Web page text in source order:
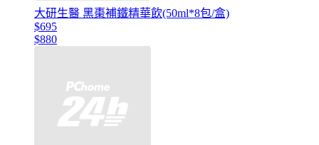
大研生醫 黑棗補鐵精華飲(50ml*8包/盒)
$695
$880